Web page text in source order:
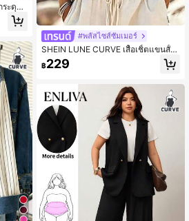
ระดุม
ผู้หญิง
/ฤดูร้
#พลัสไซส์ซัมเมอร์
SHEIN LUNE CURVE เสื้อเชิ้ตแขนสั้น
พิมพ์ลายสไตล์ตะวันตกวินเทจไซส์ใหญ่
สำหรับผู้หญิง, เสื้อหลวมลำลองฤดูร้อนป
พิมพ์ลายเพสลีย์, เสื้อพิมพ์ลายโบฮีเมียน,
สำหรับวันหยุดพักผ่อน, อเนกประสงค์, ใ
ช้ประจำวัน, เดินทาง, เทศกาล, เสื้อใหม่
ฤดูร้อน
฿229